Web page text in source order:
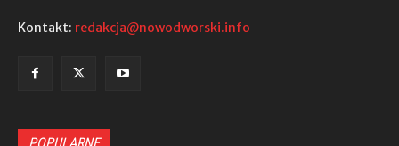
Kontakt: redakcja@nowodworski.info